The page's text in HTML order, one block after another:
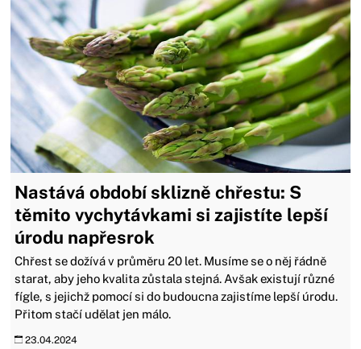
Nastává období sklizně chřestu: S
těmito vychytávkami si zajistíte lepší
úrodu napřesrok
Chřest se dožívá v průměru 20 let. Musíme se o něj řádně
starat, aby jeho kvalita zůstala stejná. Avšak existují různé
fígle, s jejichž pomocí si do budoucna zajistíme lepší úrodu.
Přitom stačí udělat jen málo.
23.04.2024